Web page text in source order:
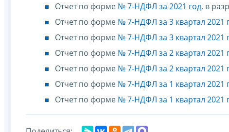
Отчет по форме № 7-НДФЛ за 2021 год, в
Отчет по форме № 7-НДФЛ за 3 квартал 2021
Отчет по форме № 7-НДФЛ за 3 квартал 2021
Отчет по форме № 7-НДФЛ за 2 квартал 2021
Отчет по форме № 7-НДФЛ за 2 квартал 2021
Отчет по форме № 7-НДФЛ за 1 квартал 2021
Отчет по форме № 7-НДФЛ за 1 квартал 2021